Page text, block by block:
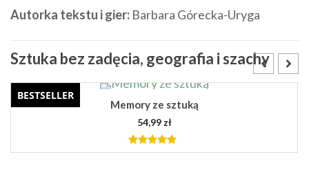
Autorka tekstu i gier: Barbara Górecka-Uryga
Sztuka bez zadęcia, geografia i szachy
NOWOŚĆ!
PREMIERA! Wiersze Tuwima ilustrowane sztuką
39,99 zł
5.00out of